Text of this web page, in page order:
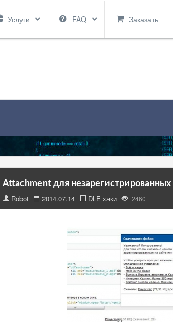
Услуги FAQ Заказать
Attachment для незарегистрированных
Robot 2014.07.14 DLE хаки 2460